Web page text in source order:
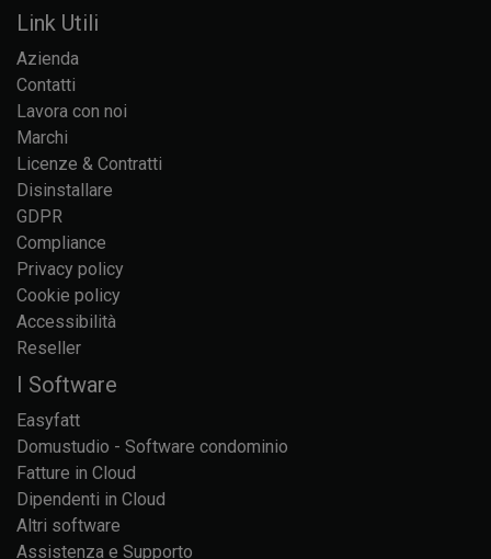
Link Utili
Azienda
Contatti
Lavora con noi
Marchi
Licenze & Contratti
Disinstallare
GDPR
Compliance
Privacy policy
Cookie policy
Accessibilità
Reseller
I Software
Easyfatt
Domustudio - Software condominio
Fatture in Cloud
Dipendenti in Cloud
Altri software
Assistenza e Supporto